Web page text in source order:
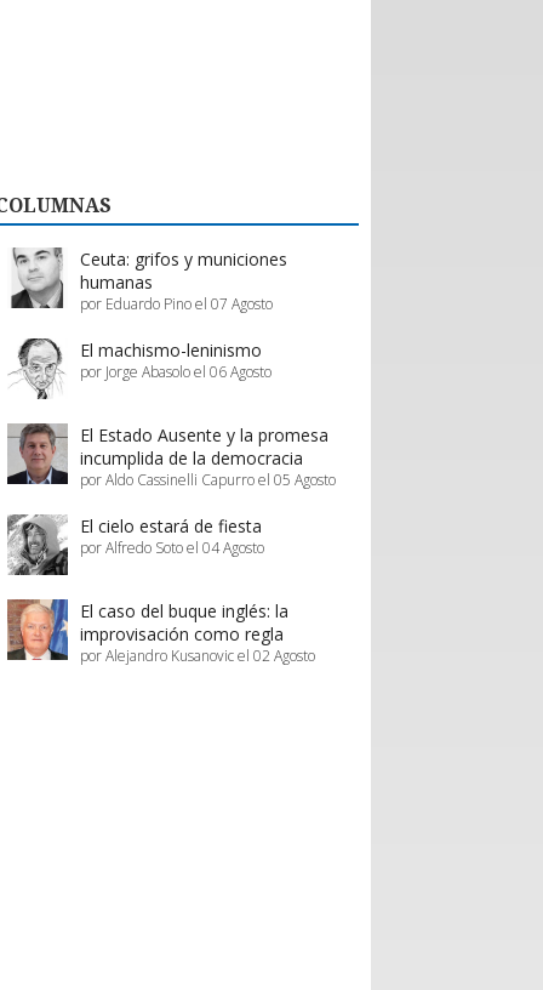
Estos esfuerzos deben ser acompañados y
pública y programas de promoción eficientes de
parte de Sernatur.
Ceuta: grifos y municiones
humanas
por Eduardo Pino el 07 Agosto
El machismo-leninismo
por Jorge Abasolo el 06 Agosto
El Estado Ausente y la promesa
incumplida de la democracia
por Aldo Cassinelli Capurro el 05 Agosto
El cielo estará de fiesta
por Alfredo Soto el 04 Agosto
El caso del buque inglés: la
improvisación como regla
por Alejandro Kusanovic el 02 Agosto